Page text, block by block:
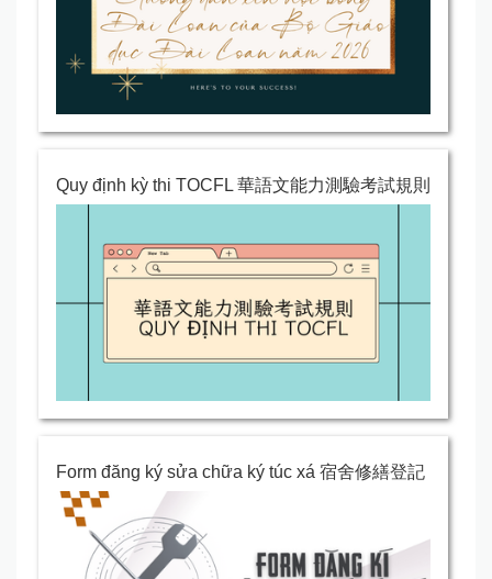
Quy định kỳ thi TOCFL 華語文能力測驗考試規則
Form đăng ký sửa chữa ký túc xá 宿舍修繕登記